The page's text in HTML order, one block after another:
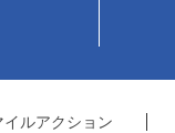
イルアクション